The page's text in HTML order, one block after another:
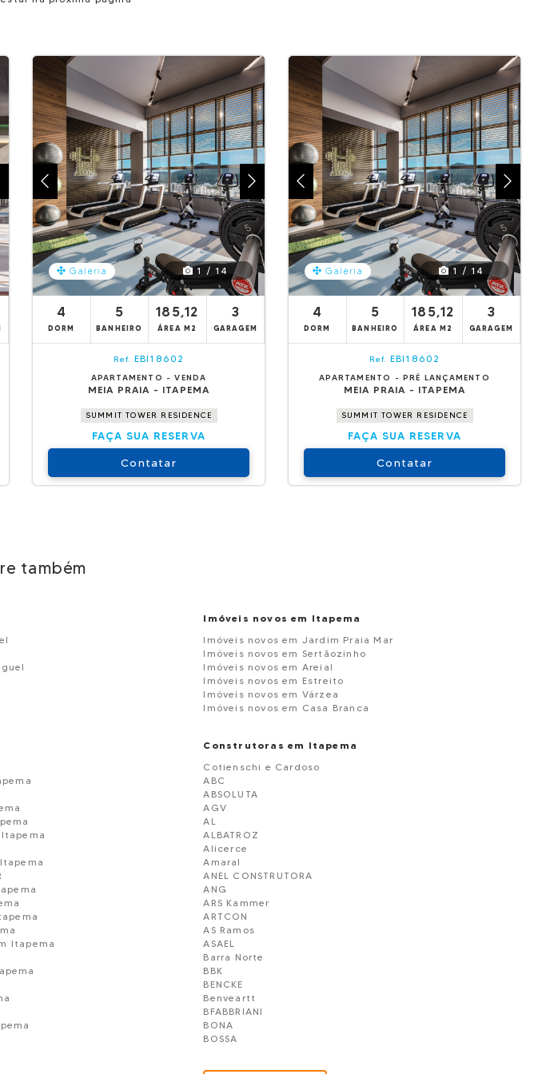
Galeria 1 / 14
4
DORM
5
BANHEIRO
185,12
ÁREA M2
3
GARAGEM
Ref. EBI18602
APARTAMENTO - VENDA
MEIA PRAIA - ITAPEMA
SUMMIT TOWER RESIDENCE
FAÇA SUA RESERVA
Contatar
Galeria 1 / 14
4
DORM
5
BANHEIRO
185,12
ÁREA M2
3
GARAGEM
Ref. EBI18602
APARTAMENTO - PRÉ LANÇAMENTO
MEIA PRAIA - ITAPEMA
SUMMIT TOWER RESIDENCE
FAÇA SUA RESERVA
Contatar
também
Imóveis novos em Itapema
Imóveis novos em Jardim Praia Mar
Imóveis novos em Sertãozinho
Imóveis novos em Areial
Imóveis novos em Estreito
Imóveis novos em Várzea
Imóveis novos em Casa Branca
Itapema
Construtoras em Itapema
Cotienschi e Cardoso
ABC
ABSOLUTA
AGV
AL
ALBATROZ
Alicerce
Amaral
ANEL CONSTRUTORA
ANG
ARS Kammer
ARTCON
AS Ramos
ASAEL
Barra Norte
BBK
BENCKE
Benveartt
BFABBRIANI
BONA
BOSSA